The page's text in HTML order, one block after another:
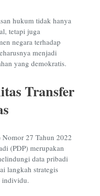
hukum tidak hanya
tetapi juga
negara terhadap
menjadi
yang demokratis.
Transfer
27 Tahun 2022
(PDP) merupakan
data pribadi
langkah strategis
individu.